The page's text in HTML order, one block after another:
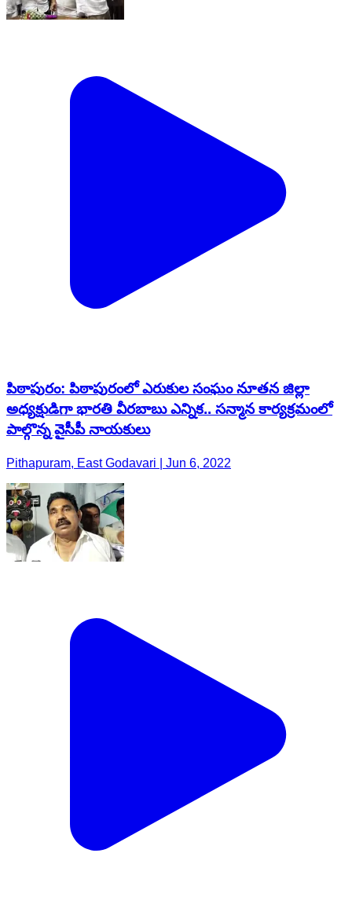
పిఠాపురం: పిఠాపురంలో ఎరుకుల సంఘం నూతన జిల్లా
అధ్యక్షుడిగా భారతి వీరబాబు ఎన్నిక.. సన్మాన కార్యక్రమంలో
పాల్గొన్న వైసీపీ నాయకులు
Pithapuram, East Godavari | Jun 6, 2022